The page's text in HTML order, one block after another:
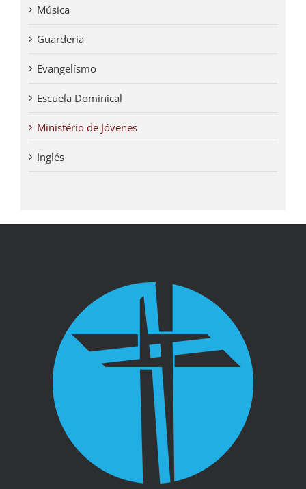
Música
Guardería
Evangelísmo
Escuela Dominical
Ministério de Jóvenes
Inglés